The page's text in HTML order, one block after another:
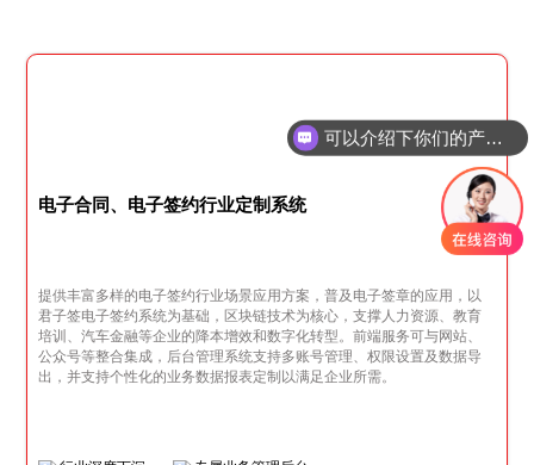
电子合同、电子签约行业定制系统
提供丰富多样的电子签约行业场景应用方案，普及电子签章的应用，以
君子签电子签约系统为基础，区块链技术为核心，支撑人力资源、教育
培训、汽车金融等企业的降本增效和数字化转型。前端服务可与网站、
公众号等整合集成，后台管理系统支持多账号管理、权限设置及数据导
出，并支持个性化的业务数据报表定制以满足企业所需。
你们是怎么收费的呢